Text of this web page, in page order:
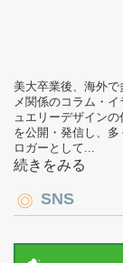
美大卒業後、海外
メ関係のコラム・
ュエリーデザイン
を公開・発信し、
ロガーとして...
続きをみる
SNS